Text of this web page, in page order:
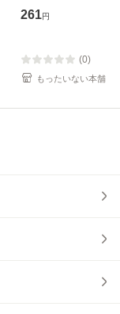
[文庫]【メール便送
261円
(0)
もったいない本舗